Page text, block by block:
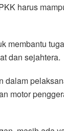
harus
membantu
dan sejahtera.
motor